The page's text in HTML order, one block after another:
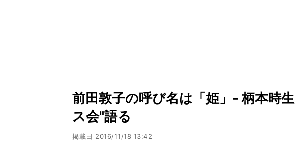
前田敦子の呼び名は「姫」- 柄本時
ス会"語る
掲載日 2016/11/18 13:42